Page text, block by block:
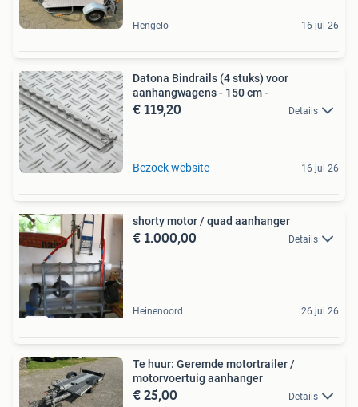
Hengelo 16 jul 26
Datona Bindrails (4 stuks) voor
aanhangwagens - 150 cm -
€ 119,20 Details
Bezoek website 16 jul 26
shorty motor / quad aanhanger
€ 1.000,00 Details
Heinenoord 26 jul 26
Te huur: Geremde motortrailer /
motorvoertuig aanhanger
€ 25,00 Details